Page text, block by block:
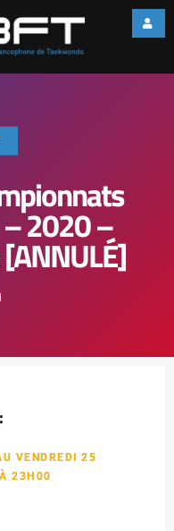
– 2020 –
VENDREDI 25
23H00